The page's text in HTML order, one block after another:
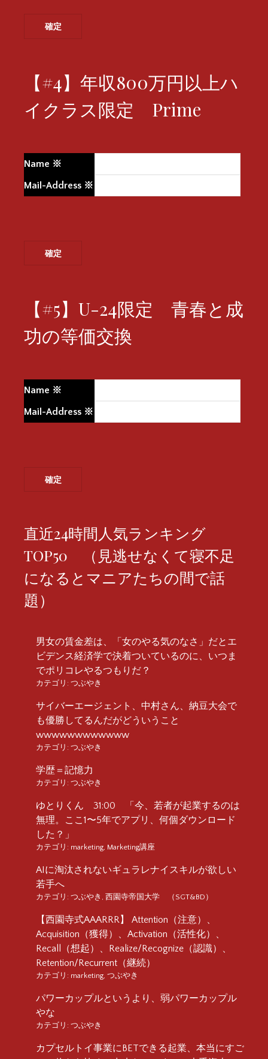
【#4】年収800万円以上ハ
イクラス限定 Prime
Name ※
Mail-Address ※
【#5】U-24限定 青春と成
功の等価交換
Name ※
Mail-Address ※
直近24時間人気ランキング
TOP50 （見逃せなくて寝不足
になるとマニアたちの間で話
題）
男女の賃金差は、「女のやる気のなさ」だとエ
ビデンス経済学で決着ついているのに、いつま
でポリコレやるつもりだ？
カテゴリ: つぶやき
サイバーエージェント、中村さん、納豆大会で
も優勝してるんだがどういうこと
wwwwwwwwwwww
カテゴリ: つぶやき
学歴＝記憶力
カテゴリ: つぶやき
ゆとりくん 31:00 「今、若者が起業するのは
無理。ここ1〜5年でアプリ、何個ダウンロード
した？」
カテゴリ: marketing, Marketing講座
AIに淘汰されないギュラレナイスキルが欲しい
若手へ
カテゴリ: つぶやき , 西園寺帝国大学 （SGT&BD）
【西園寺式AAARRR】 Attention（注意）、
Acquisition（獲得）、Activation（活性化）、
Recall（想起）、Realize/Recognize（認識）、
Retention/Recurrent（継続）
カテゴリ: marketing, つぶやき
パワーカップルというより、弱パワーカップル
やな
カテゴリ: つぶやき
カプセルトイ事業にBETできる起業、本当にすご